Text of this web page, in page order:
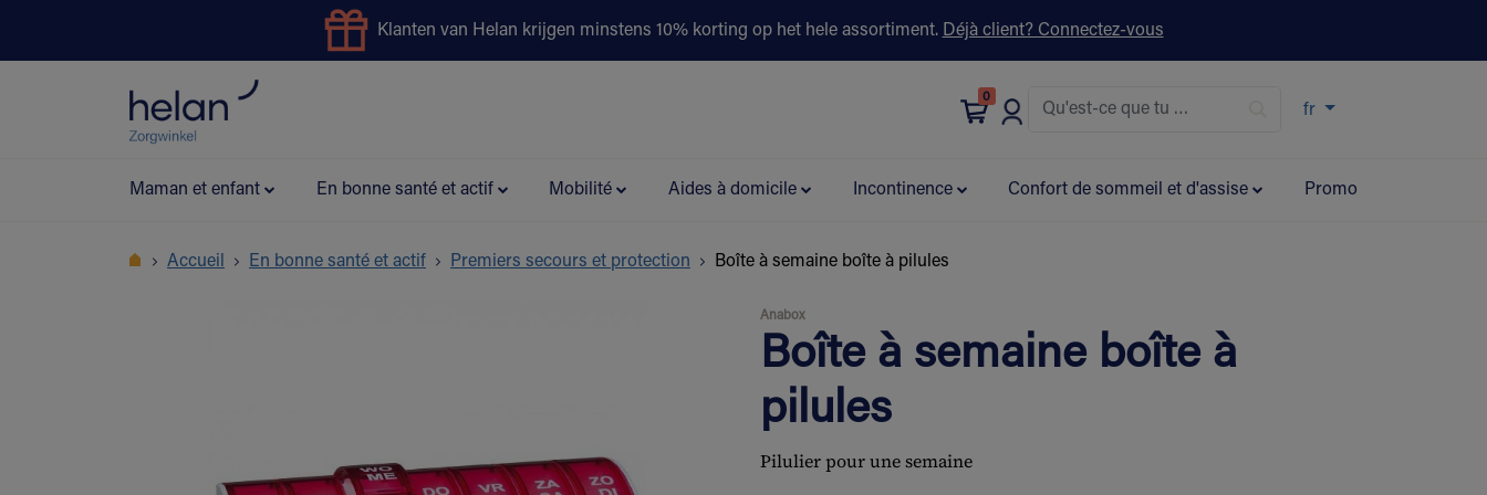
Klanten van Helan krijgen minstens 10% korting op het hele assortiment. Déjà client? Connectez-vous
Conseils & partenaires ▾
0
fr
Maman et enfant En bonne santé et actif Mobilité Aides à domicile Incontinence Confort de sommeil et d'assise Promo
Accueil En bonne santé et actif Premiers secours et protection Boîte à semaine boîte à pilules
Anabox
Boîte à semaine boîte à
pilules
Pilulier pour une semaine